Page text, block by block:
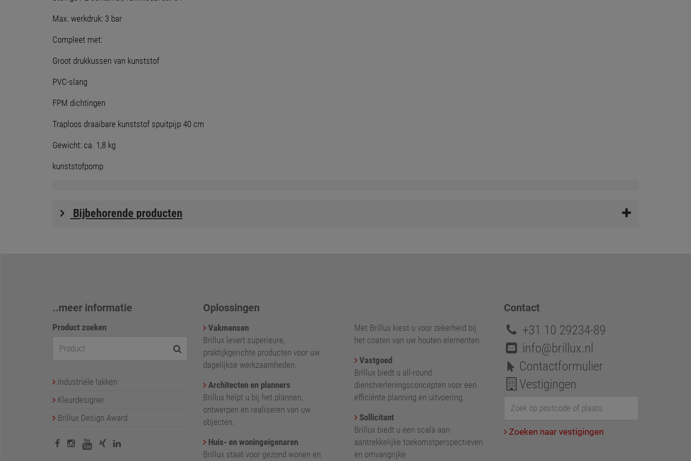
Max. werkdruk: 3 bar
Compleet met:
Groot drukkussen van kunststof
PVC-slang
FPM dichtingen
Traploos draaibare kunststof spuitpijp 40 cm
Gewicht: ca. 1,8 kg
kunststofpomp
Bijbehorende producten
..meer informatie
Product zoeken
Industriële lakken
Kleurdesigner
Brillux Design Award
Oplossingen
Vakmensen
Brillux levert superieure,
praktijkgerichte producten voor uw
dagelijkse werkzaamheden.
Architecten en planners
Brillux helpt u bij het plannen,
ontwerpen en realiseren van uw
objecten.
Huis- en woningeigenaren
Brillux staat voor gezond wonen en
Met Brillux kiest u voor zekerheid bij
het coaten van uw houten elementen.
Vastgoed
Brillux biedt u all-round
dienstverleningsconcepten voor een
efficiënte planning en uitvoering.
Sollicitant
Brillux biedt u een scala aan
aantrekkelijke toekomstperspectieven
en omvangrijke
Contact
+31 10 29234-89
info@brillux.nl
Contactformulier
Vestigingen
Zoeken naar vestigingen